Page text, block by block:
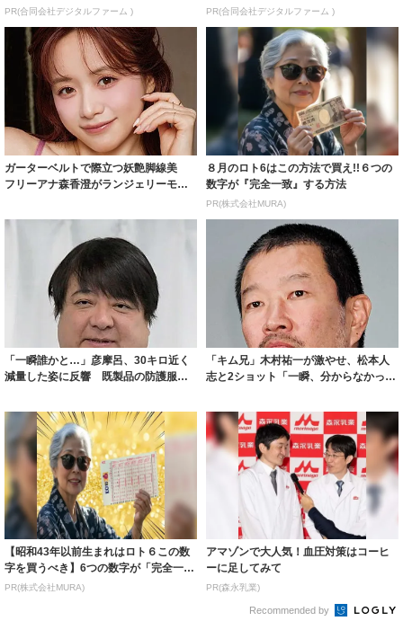
PR(合同会社デジタルファーム ) PR(合同会社デジタルファーム )
ガーターベルトで際立つ妖艶脚線美
フリーアナ森香澄がランジェリーモデ
８月のロト6はこの方法で買え!!６つの
数字が『完全一致』する方法
PR(株式会社MURA)
「一瞬誰かと…」彦摩呂、30キロ近く
減量した姿に反響 既製品の防護服が
「キム兄」木村祐一が激やせ、松本人
志と2ショット「一瞬、分からなかった
【昭和43年以前生まれはロト６この数
字を買うべき】6つの数字が「完全一
致」する方...
PR(株式会社MURA)
アマゾンで大人気！血圧対策はコーヒ
ーに足してみて
PR(森永乳業)
Recommended by